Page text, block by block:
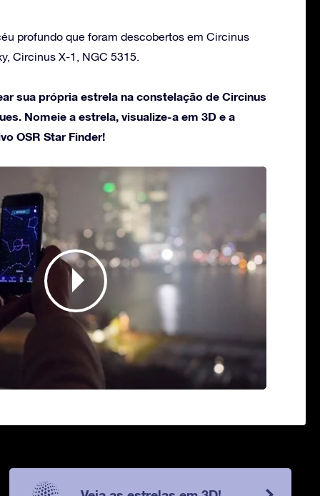
profundo que foram descobertos em Circinus
Circinus X-1, NGC 5315.
sua própria estrela na constelação de Circinus
Nomeie a estrela, visualize-a em 3D e a
OSR Star Finder!